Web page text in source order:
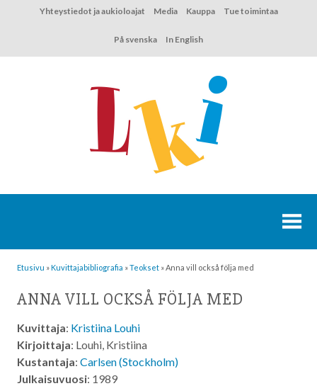
Yhteystiedot ja aukioloajat Media Kauppa Tue toimintaa
På svenska In English
Etusivu »Kuvittaja­bibliografia »Teokset » Anna vill också följa med
ANNA VILL OCKSÅ FÖLJA MED
Kuvittaja: Kristiina Louhi
Kirjoittaja: Louhi, Kristiina
Kustantaja: Carlsen (Stockholm)
Julkaisuvuosi: 1989